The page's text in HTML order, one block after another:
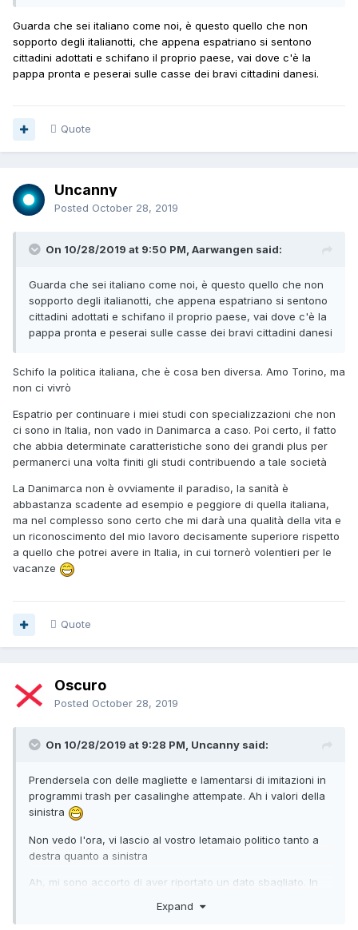
Guarda che sei italiano come noi, è questo quello che non
sopporto degli italianotti, che appena espatriano si sentono
cittadini adottati e schifano il proprio paese, vai dove c'è la
pappa pronta e peserai sulle casse dei bravi cittadini danesi.
Quote
Uncanny
Posted October 28, 2019
On 10/28/2019 at 9:50 PM, Aarwangen said:
Guarda che sei italiano come noi, è questo quello che non
sopporto degli italianotti, che appena espatriano si sentono
cittadini adottati e schifano il proprio paese, vai dove c'è la
pappa pronta e peserai sulle casse dei bravi cittadini danesi
Schifo la politica italiana, che è cosa ben diversa. Amo Torino, ma
non ci vivrò
Espatrio per continuare i miei studi con specializzazioni che non
ci sono in Italia, non vado in Danimarca a caso. Poi certo, il fatto
che abbia determinate caratteristiche sono dei grandi plus per
permanerci una volta finiti gli studi contribuendo a tale società
La Danimarca non è ovviamente il paradiso, la sanità è
abbastanza scadente ad esempio e peggiore di quella italiana,
ma nel complesso sono certo che mi darà una qualità della vita e
un riconoscimento del mio lavoro decisamente superiore rispetto
a quello che potrei avere in Italia, in cui tornerò volentieri per le
vacanze
Quote
Oscuro
Posted October 28, 2019
On 10/28/2019 at 9:28 PM, Uncanny said:
Prendersela con delle magliette e lamentarsi di imitazioni in
programmi trash per casalinghe attempate. Ah i valori della
sinistra
Non vedo l'ora, vi lascio al vostro letamaio politico tanto a
destra quanto a sinistra
Ah, mi sono accorto di aver riportato un dato sbagliato. In
Danimarca invece è giusto come avevo detto.
Expand